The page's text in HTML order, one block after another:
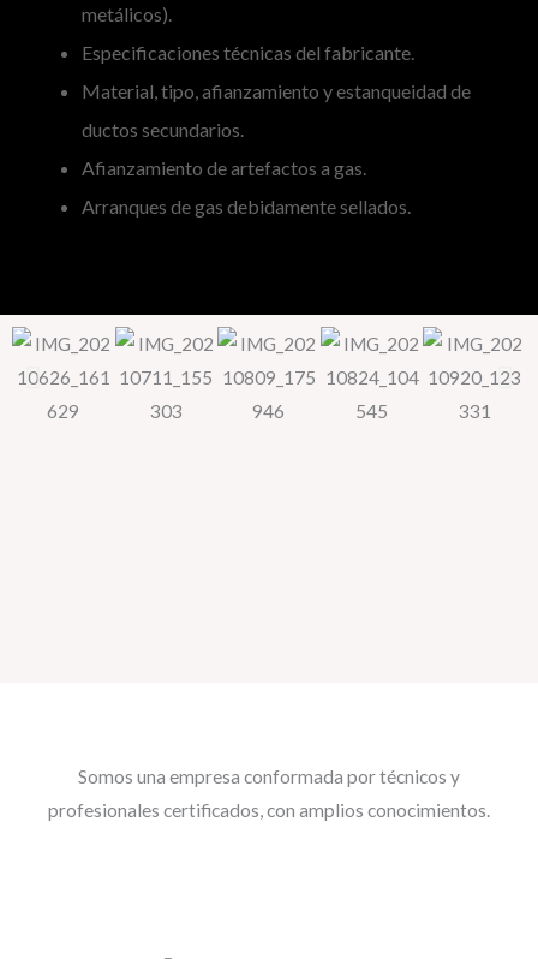
metálicos).
Especificaciones técnicas del fabricante.
Material, tipo, afianzamiento y estanqueidad de
ductos secundarios.
Afianzamiento de artefactos a gas.
Arranques de gas debidamente sellados.
Somos una empresa conformada por técnicos y
profesionales certificados, con amplios conocimientos.